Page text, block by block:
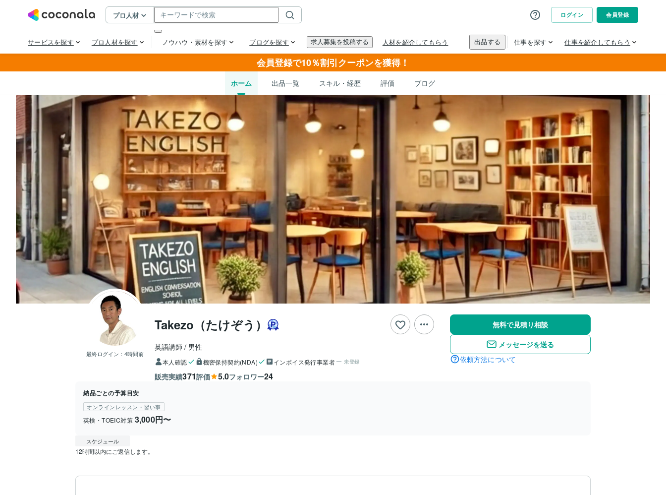
会員登録で10％割引クーポンを獲得！
ホーム 出品一覧 スキル・経歴 評価 ブログ
最終ログイン： 4時間前
Takezo（たけぞう）
英語講師 男性
本人確認 機密保持契約(NDA) インボイス発行事業者 未登録
販売実績371評価 5.0フォロワー24
無料で見積り相談
メッセージを送る
依頼方法について
納品ごとの予算目安
オンラインレッスン・習い事
英検・TOEIC対策 3,000円〜
スケジュール
12時間以内にご返信します。